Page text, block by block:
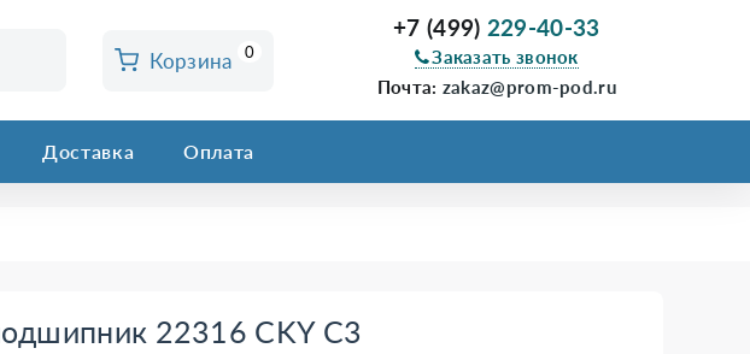
Корзина 0
+7 (499) 229-40-33
Заказать звонок
Почта: zakaz@prom-pod.ru
Доставка Оплата
22316 CKY C3